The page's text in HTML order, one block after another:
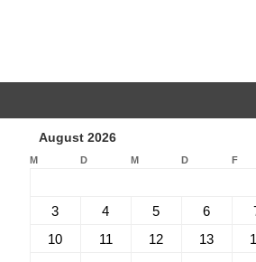
August 2026
M D M D F
3
4 5 6
10
11 12 13